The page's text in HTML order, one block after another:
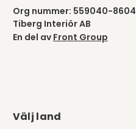
Org nummer: 559040-8604
Tiberg Interiör AB
En del av Front Group
Välj land